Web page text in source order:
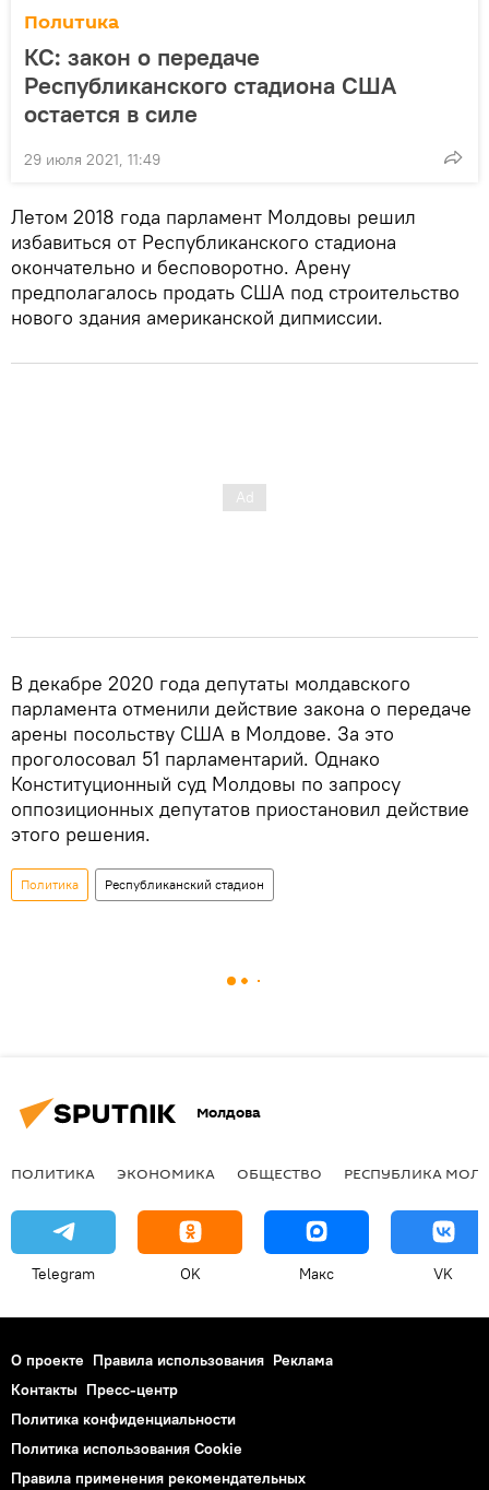
Политика
КС: закон о передаче
Республиканского стадиона США
остается в силе
29 июля 2021, 11:49
Летом 2018 года парламент Молдовы решил
избавиться от Республиканского стадиона
окончательно и бесповоротно. Арену
предполагалось продать США под строительство
нового здания американской дипмиссии.
В декабре 2020 года депутаты молдавского
парламента отменили действие закона о передаче
арены посольству США в Молдове. За это
проголосовал 51 парламентарий. Однако
Конституционный суд Молдовы по запросу
оппозиционных депутатов приостановил действие
этого решения.
Политика Республиканский стадион
Молдова
ПОЛИТИКА ЭКОНОМИКА ОБЩЕСТВО РЕСПУБЛИКА
Telegram OK Макс VK
О проекте Правила использования Реклама
Контакты Пресс-центр
Политика конфиденциальности
Политика использования Cookie
Правила применения рекомендательных